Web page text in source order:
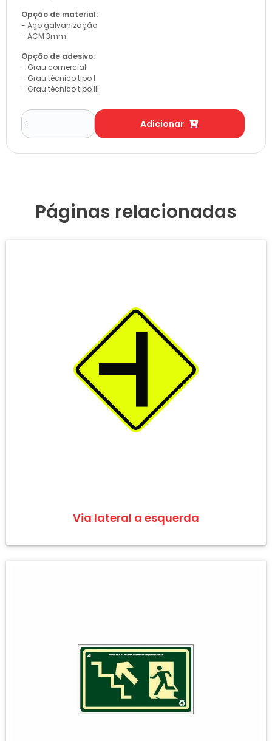
Opção de material:
- Aço galvanização
- ACM 3mm
Opção de adesivo:
- Grau comercial
- Grau técnico tipo I
- Grau técnico tipo III
Adicionar
Páginas relacionadas
Via lateral a esquerda